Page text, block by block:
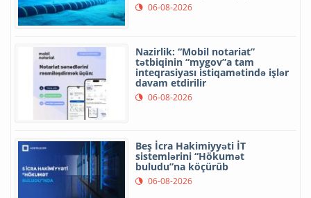
06-08-2026
Nazirlik: “Mobil notariat”
tətbiqinin “mygov”a tam
inteqrasiyası istiqamətində işlər
davam etdirilir
06-08-2026
Beş İcra Hakimiyyəti İT
sistemlərini “Hökumət
buludu”na köçürüb
06-08-2026